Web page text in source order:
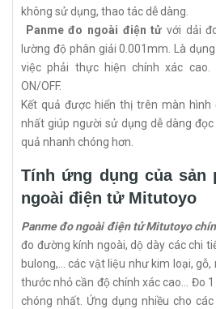
không sử dụng, thao tác dễ dàng.
Panme đo ngoài điện tử với dải
lường độ phân giải 0.001mm. Là
việc phải thực hiện chính xác
ON/OFF.
Kết quả được hiển thị trên màn
nhất giúp người sử dụng dễ dàng
quả nhanh chóng hơn.
Tính ứng dụng của sản
ngoài điện tử Mitutoyo
Panme đo ngoài điện tử Mitutoyo
đo đường kính ngoài, dộ dày các chi
bulong,... các vật liệu như kim loại,
thước nhỏ cần độ chính xác cao... Đo
chóng nhất. Ứng dụng nhiều cho